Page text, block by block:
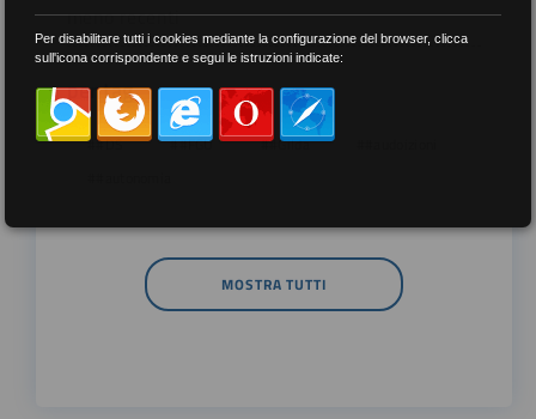
meno recenti
per tag
##DS ##FGU ##Gilda
MOSTRA TUTTI
Per disabilitare tutti i cookies mediante la configurazione del browser, clicca
sull'icona corrispondente e segui le istruzioni indicate: